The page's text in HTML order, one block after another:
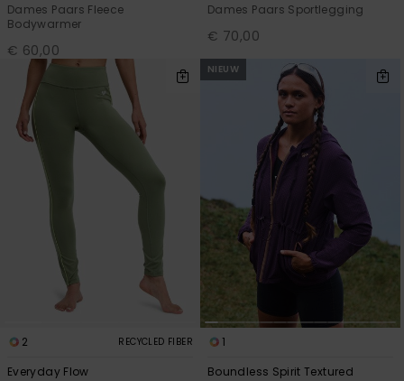
Dames Paars Fleece
Bodywarmer
€ 60,00
Dames Paars Sportlegging
€ 70,00
2 RECYCLED FIBER
Everyday Flow
NIEUW
1
Boundless Spirit Textured